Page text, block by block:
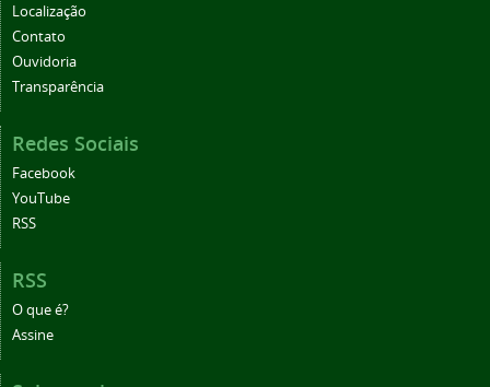
Localização
Contato
Ouvidoria
Transparência
Redes Sociais
Facebook
YouTube
RSS
RSS
O que é?
Assine